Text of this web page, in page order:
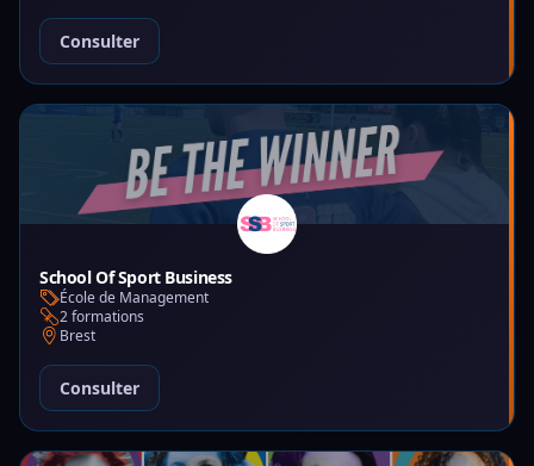
Consulter
School Of Sport Business
École de Management
2 formations
Brest
Consulter